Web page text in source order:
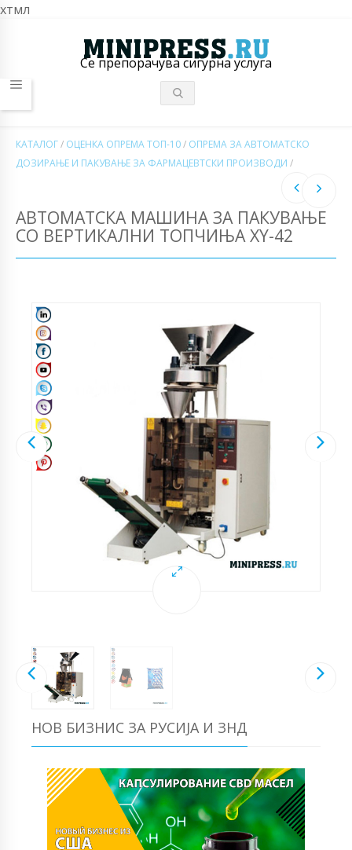
хтмл
Се препорачува сигурна услуга
КАТАЛОГ/ ОЦЕНКА ОПРЕМА ТОП-10/ ОПРЕМА ЗА АВТОМАТСКО
ДОЗИРАЊЕ И ПАКУВАЊЕ ЗА ФАРМАЦЕВТСКИ ПРОИЗВОДИ /
АВТОМАТСКА МАШИНА ЗА ПАКУВАЊЕ
СО ВЕРТИКАЛНИ ТОПЧИЊА XY-42
НОВ БИЗНИС ЗА РУСИЈА И ЗНД